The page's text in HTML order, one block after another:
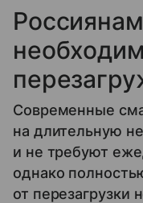
Современные
на длительную
и не требуют
однако
от перезагрузки